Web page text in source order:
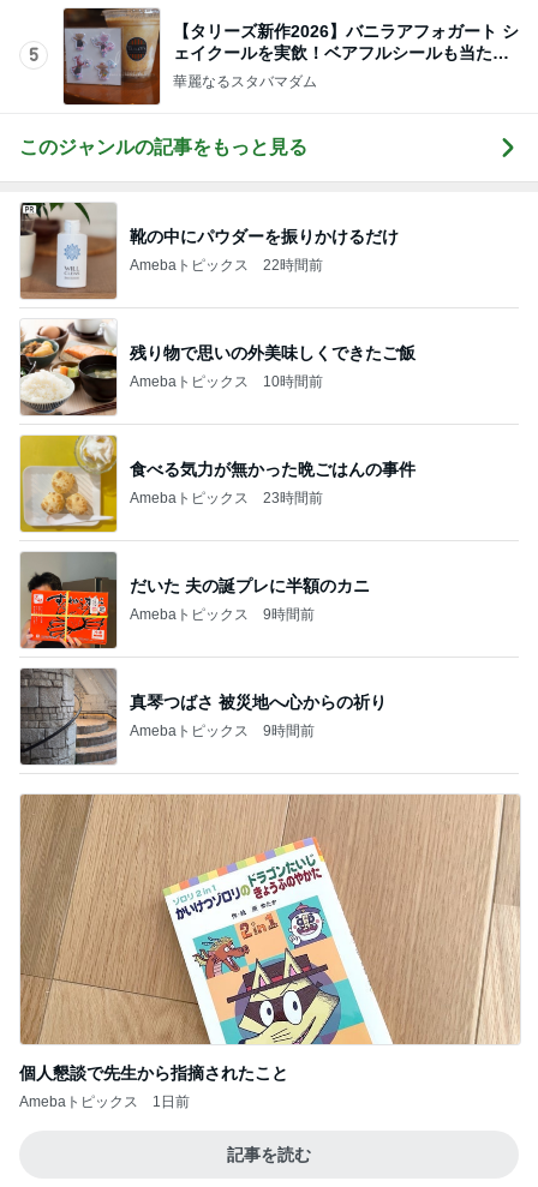
5
【タリーズ新作2026】バニラアフォガート シ
ェイクールを実飲！ベアフルシールも当たっ
た！
華麗なるスタバマダム
このジャンルの記事をもっと見る
靴の中にパウダーを振りかけるだけ
Amebaトピックス 22時間前
残り物で思いの外美味しくできたご飯
Amebaトピックス 10時間前
食べる気力が無かった晩ごはんの事件
Amebaトピックス 23時間前
だいた 夫の誕プレに半額のカニ
Amebaトピックス 9時間前
真琴つばさ 被災地へ心からの祈り
Amebaトピックス 9時間前
個人懇談で先生から指摘されたこと
Amebaトピックス 1日前
記事を読む